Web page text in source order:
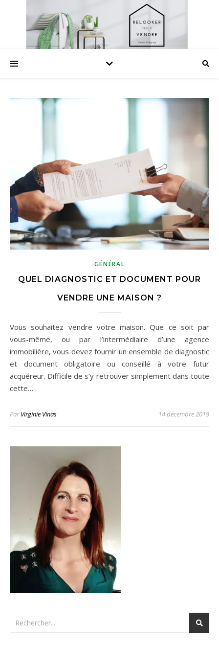
GÉNÉRAL
QUEL DIAGNOSTIC ET DOCUMENT POUR
VENDRE UNE MAISON ?
Vous souhaitez vendre votre maison. Que ce soit par
vous-même, ou par l’intermédiaire d’une agence
immobilière, vous devez fournir un ensemble de diagnostic
et document obligatoire ou conseillé à votre futur
acquéreur. Difficile de s’y retrouver simplement dans toute
cette…
ParVirginie Vinas 14 décembre 2019